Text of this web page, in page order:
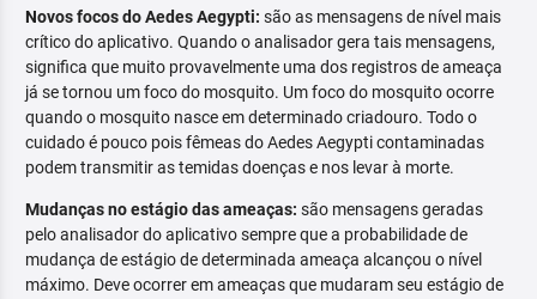
Novos focos do Aedes Aegypti: são as mensagens de nível mais
crítico do aplicativo. Quando o analisador gera tais mensagens,
significa que muito provavelmente uma dos registros de ameaça
já se tornou um foco do mosquito. Um foco do mosquito ocorre
quando o mosquito nasce em determinado criadouro. Todo o
cuidado é pouco pois fêmeas do Aedes Aegypti contaminadas
podem transmitir as temidas doenças e nos levar à morte.
Mudanças no estágio das ameaças: são mensagens geradas
pelo analisador do aplicativo sempre que a probabilidade de
mudança de estágio de determinada ameaça alcançou o nível
máximo. Deve ocorrer em ameaças que mudaram seu estágio de